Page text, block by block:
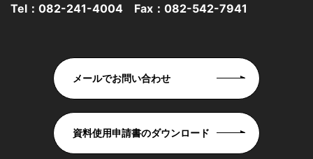
Tel： 082-241-4004 Fax：082-542-7941
メールでお問い合わせ
資料使用申請書のダウンロード